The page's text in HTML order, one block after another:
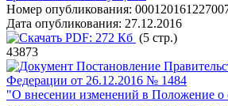
Номер опубликования:
Дата опубликования: 27.12.2016
PDF: 272 Кб (5 стр.)
43873
Постановление
Федерации от 26.12.2016 № 1484
"О внесении изменений в Положение о